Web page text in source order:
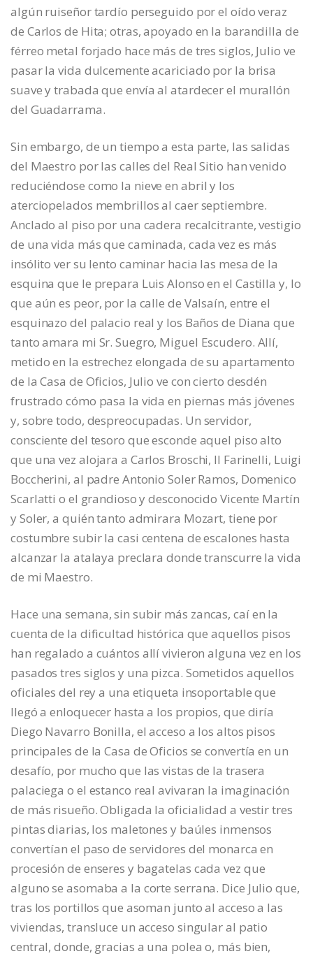
algún ruiseñor tardío perseguido por el oído veraz
de Carlos de Hita; otras, apoyado en la barandilla de
férreo metal forjado hace más de tres siglos, Julio ve
pasar la vida dulcemente acariciado por la brisa
suave y trabada que envía al atardecer el murallón
del Guadarrama.
Sin embargo, de un tiempo a esta parte, las salidas
del Maestro por las calles del Real Sitio han venido
reduciéndose como la nieve en abril y los
aterciopelados membrillos al caer septiembre.
Anclado al piso por una cadera recalcitrante, vestigio
de una vida más que caminada, cada vez es más
insólito ver su lento caminar hacia las mesa de la
esquina que le prepara Luis Alonso en el Castilla y, lo
que aún es peor, por la calle de Valsaín, entre el
esquinazo del palacio real y los Baños de Diana que
tanto amara mi Sr. Suegro, Miguel Escudero. Allí,
metido en la estrechez elongada de su apartamento
de la Casa de Oficios, Julio ve con cierto desdén
frustrado cómo pasa la vida en piernas más jóvenes
y, sobre todo, despreocupadas. Un servidor,
consciente del tesoro que esconde aquel piso alto
que una vez alojara a Carlos Broschi, Il Farinelli, Luigi
Boccherini, al padre Antonio Soler Ramos, Domenico
Scarlatti o el grandioso y desconocido Vicente Martín
y Soler, a quién tanto admirara Mozart, tiene por
costumbre subir la casi centena de escalones hasta
alcanzar la atalaya preclara donde transcurre la vida
de mi Maestro.
Hace una semana, sin subir más zancas, caí en la
cuenta de la dificultad histórica que aquellos pisos
han regalado a cuántos allí vivieron alguna vez en los
pasados tres siglos y una pizca. Sometidos aquellos
oficiales del rey a una etiqueta insoportable que
llegó a enloquecer hasta a los propios, que diría
Diego Navarro Bonilla, el acceso a los altos pisos
principales de la Casa de Oficios se convertía en un
desafío, por mucho que las vistas de la trasera
palaciega o el estanco real avivaran la imaginación
de más risueño. Obligada la oficialidad a vestir tres
pintas diarias, los maletones y baúles inmensos
convertían el paso de servidores del monarca en
procesión de enseres y bagatelas cada vez que
alguno se asomaba a la corte serrana. Dice Julio que,
tras los portillos que asoman junto al acceso a las
viviendas, transluce un acceso singular al patio
central, donde, gracias a una polea o, más bien,